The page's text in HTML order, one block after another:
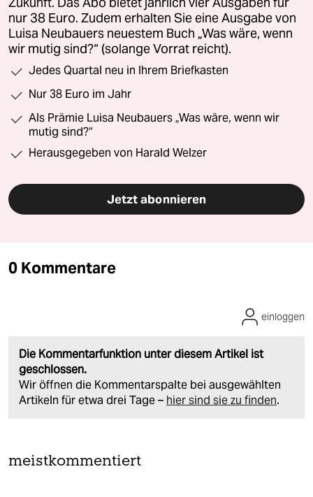
nur 38 Euro. Zudem erhalten Sie eine Ausgabe von
Luisa Neubauers neuestem Buch „Was wäre, wenn
wir mutig sind?“ (solange Vorrat reicht).
Jedes Quartal neu in Ihrem Briefkasten
Nur 38 Euro im Jahr
Als Prämie Luisa Neubauers „Was wäre, wenn wir
mutig sind?“
Herausgegeben von Harald Welzer
Jetzt abonnieren
0 Kommentare
Die Kommentarfunktion unter diesem Artikel ist
geschlossen.
Wir öffnen die Kommentarspalte bei ausgewählten
Artikeln für etwa drei Tage – hier sind sie zu finden.
einloggen
meistkommentiert